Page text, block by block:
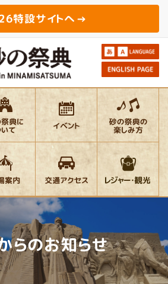
特設サイトへ
らのお知らせ